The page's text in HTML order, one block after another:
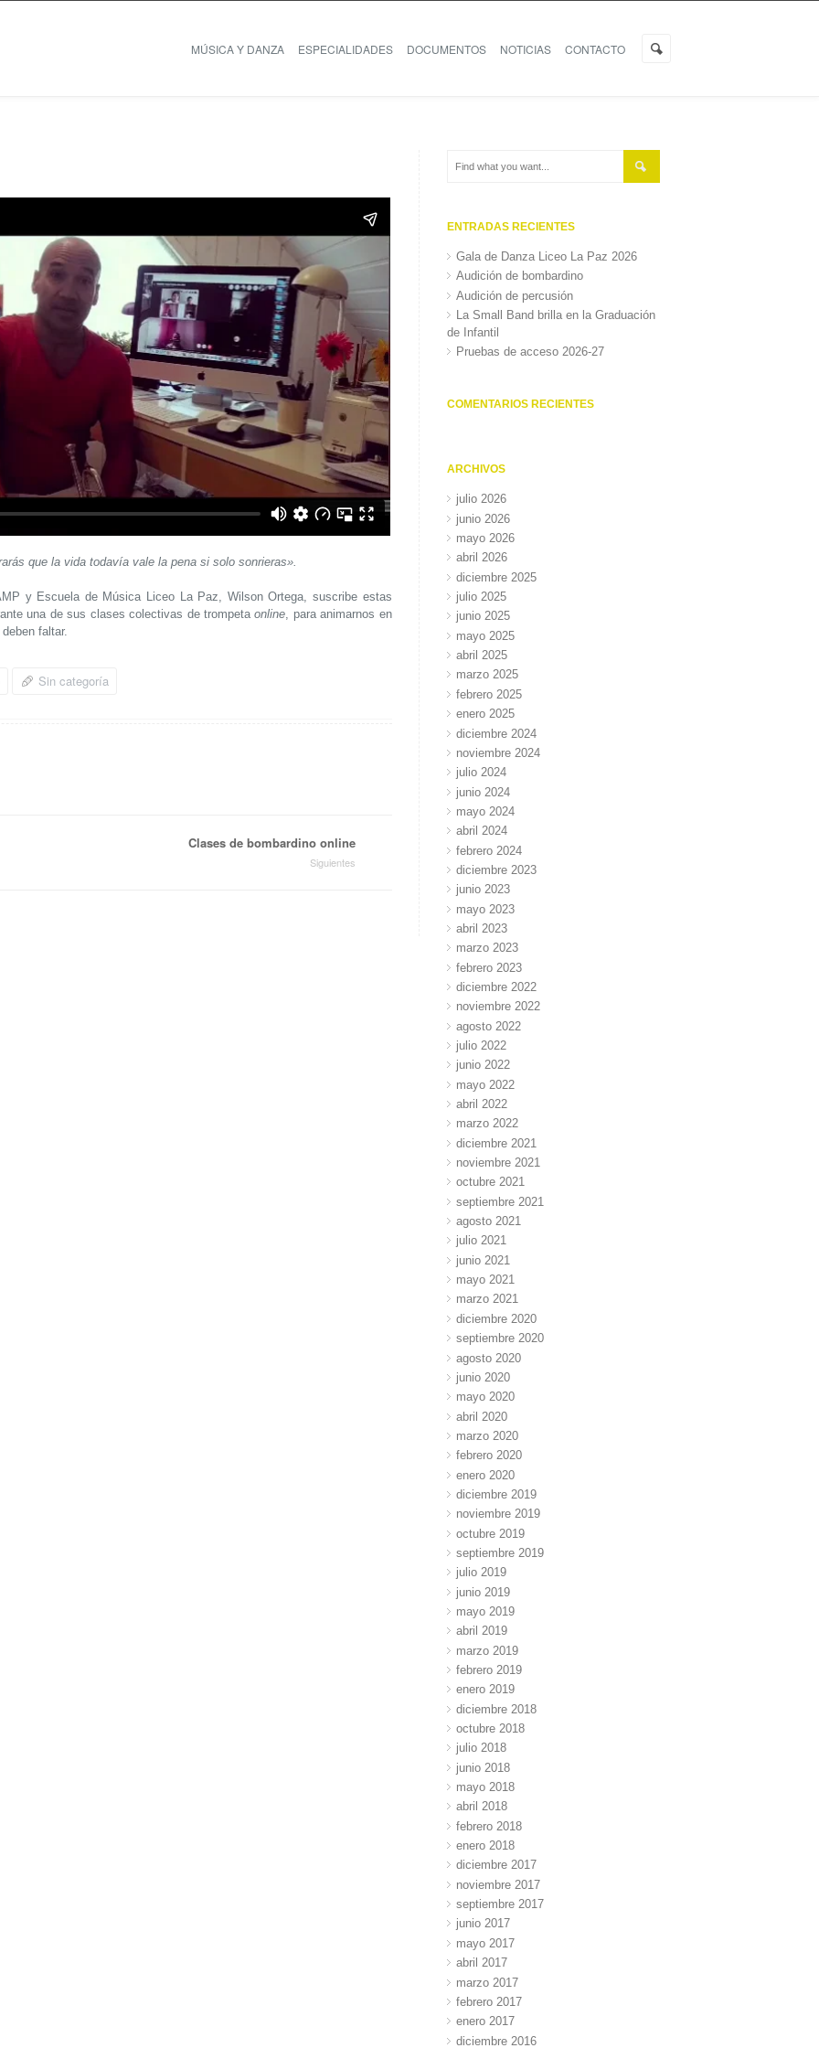
MÚSICA Y DANZA ESPECIALIDADES DOCUMENTOS NOTICIAS CONTACTO
que la vida todavía vale la pena si solo sonrieras».
y Escuela de Música Liceo La Paz, Wilson Ortega, suscribe estas
una de sus clases colectivas de trompetaonline , para animarnos en
faltar.
Sin categoría
Clases de bombardino online
Siguientes
ENTRADAS RECIENTES
Gala de Danza Liceo La Paz 2026
Audición de bombardino
Audición de percusión
La Small Band brilla en la Graduación
de Infantil
Pruebas de acceso 2026-27
COMENTARIOS RECIENTES
ARCHIVOS
julio 2026
junio 2026
mayo 2026
abril 2026
diciembre 2025
julio 2025
junio 2025
mayo 2025
abril 2025
marzo 2025
febrero 2025
enero 2025
diciembre 2024
noviembre 2024
julio 2024
junio 2024
mayo 2024
abril 2024
febrero 2024
diciembre 2023
junio 2023
mayo 2023
abril 2023
marzo 2023
febrero 2023
diciembre 2022
noviembre 2022
agosto 2022
julio 2022
junio 2022
mayo 2022
abril 2022
marzo 2022
diciembre 2021
noviembre 2021
octubre 2021
septiembre 2021
agosto 2021
julio 2021
junio 2021
mayo 2021
marzo 2021
diciembre 2020
septiembre 2020
agosto 2020
junio 2020
mayo 2020
abril 2020
marzo 2020
febrero 2020
enero 2020
diciembre 2019
noviembre 2019
octubre 2019
septiembre 2019
julio 2019
junio 2019
mayo 2019
abril 2019
marzo 2019
febrero 2019
enero 2019
diciembre 2018
octubre 2018
julio 2018
junio 2018
mayo 2018
abril 2018
febrero 2018
enero 2018
diciembre 2017
noviembre 2017
septiembre 2017
junio 2017
mayo 2017
abril 2017
marzo 2017
febrero 2017
enero 2017
diciembre 2016